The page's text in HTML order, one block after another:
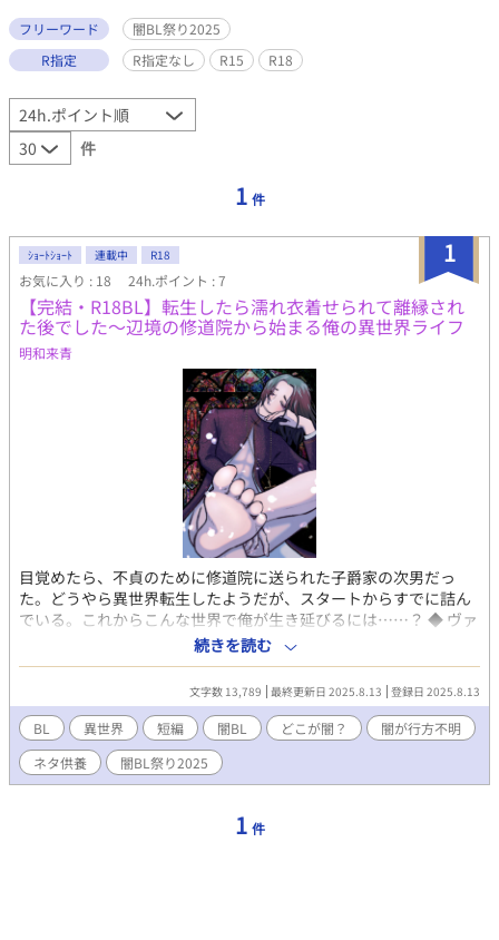
フリーワード
闇BL祭り2025
R指定
R指定なし R15 R18
件
1 件
1
ｼｮｰﾄｼｮｰﾄ 連載中 R18
お気に入り : 18 24h.ポイント : 7
【完結・R18BL】転生したら濡れ衣着せられて離縁され
た後でした～辺境の修道院から始まる俺の異世界ライフ
明和来青
目覚めたら、不貞のために修道院に送られた子爵家の次男だっ
た。どうやら異世界転生したようだが、スタートからすでに詰ん
でいる。これからこんな世界で俺が生き延びるには……？ ◆ ヴァ
レンタイン（ヴァル）主人公。元は清廉潔白な性格の努力家。不
貞は濡れ衣。アウトローな主人公（新）と入れ替わる。 ◆ 本作は
闇BLアンソロジーの没原稿です。しかし微妙に大団円、全然闇に
なりませんでした。ご了承ください。ちなみに闇BLアンソロジー
に寄稿した作品も闇かどうかは微妙です。ご了承ください。（闇
BLアンソロジーの概要URLはこちら
→https://amzn.to/45habbw） ◆ 全三話。性描写のある話には※
印をつけています。 ◆ 本作は不同意プレイを含みます。苦手な方
続きを読む
文字数 13,789 最終更新日 2025.8.13 登録日 2025.8.13
BL 異世界 短編 闇BL どこが闇？
闇が行方不明
ネタ供養
闇BL祭り2025
1 件